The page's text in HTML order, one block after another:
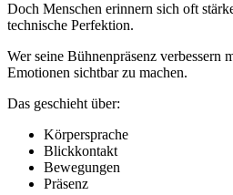
Doch Menschen erinnern sich oft
technische Perfektion.
Wer seine Bühnenpräsenz verbessern
Emotionen sichtbar zu machen.
Das geschieht über:
Körpersprache
Blickkontakt
Bewegungen
Präsenz